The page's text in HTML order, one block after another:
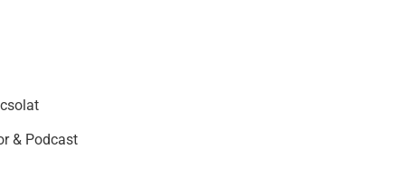
& Podcast